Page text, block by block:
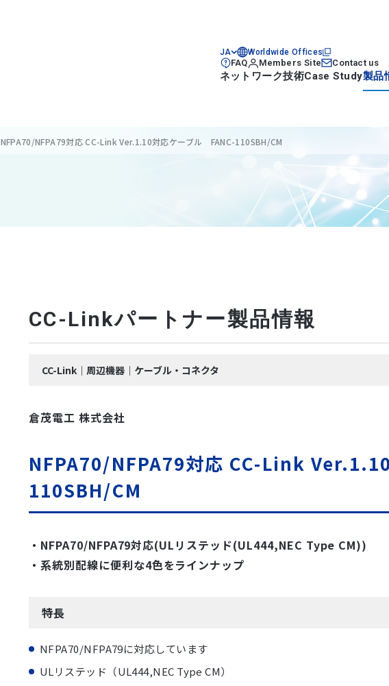
JA Worldwide Offices
FAQ Members Site Contact us
ネットワーク技術Case Study製品
NFPA70/NFPA79対応 CC-Link Ver.1.10対応ケーブル FANC-110SBH/CM
CC-Linkパートナー製品情報
CC-Link｜周辺機器｜ケーブル・コネクタ
倉茂電工 株式会社
NFPA70/NFPA79対応 CC-Link
110SBH/CM
・NFPA70/NFPA79対応(ULリステッド(UL444,NEC Type CM))
・系統別配線に便利な4色をラインナップ
特長
NFPA70/NFPA79に対応しています
ULリステッド（UL444,NEC Type CM）